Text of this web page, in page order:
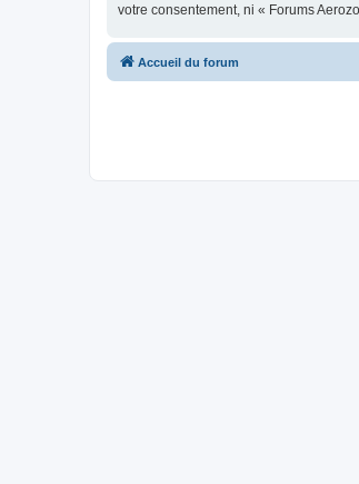
votre consentement, ni « Forums
Accueil du forum